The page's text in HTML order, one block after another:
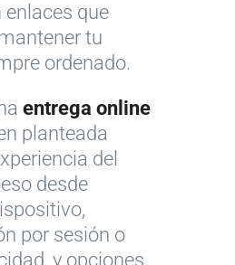
que
tu
ordenado.
entrega online
planteada
del
desde
por sesión o
y opciones